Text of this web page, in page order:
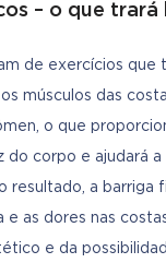
– o que trará
de exercícios que
músculos das
o que
do corpo e ajudará a
resultado, a barriga
e as dores nas
e da